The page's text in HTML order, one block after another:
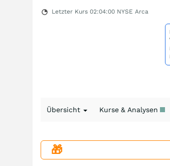
Letzter Kurs 02:04:00 NYSE Arca
Übersicht Kurse & Analysen
🎁